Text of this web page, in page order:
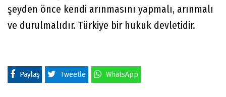
şeyden önce kendi arınmasını yapmalı, arınmalı
ve durulmalıdır. Türkiye bir hukuk devletidir.
Paylaş Tweetle WhatsApp